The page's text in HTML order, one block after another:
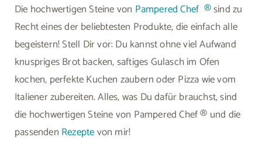
Die hochwertigen Steine von Pampered Chef ®sind zu
Recht eines der beliebtesten Produkte, die einfach alle
begeistern! Stell Dir vor: Du kannst ohne viel Aufwand
knuspriges Brot backen, saftiges Gulasch im Ofen
kochen, perfekte Kuchen zaubern oder Pizza wie vom
Italiener zubereiten. Alles, was Du dafür brauchst, sind
die hochwertigen Steine von Pampered Chef ® und die
passenden Rezeptevon mir!